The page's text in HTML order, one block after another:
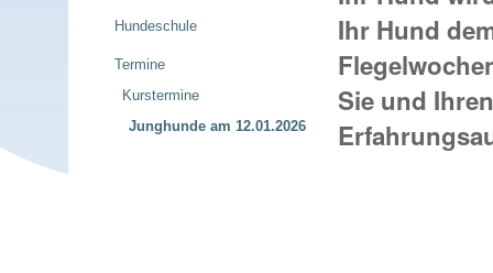
Ihr Hund
Sie und
Hundeschule
Termine
Kurstermine
Junghunde am 12.01.2026